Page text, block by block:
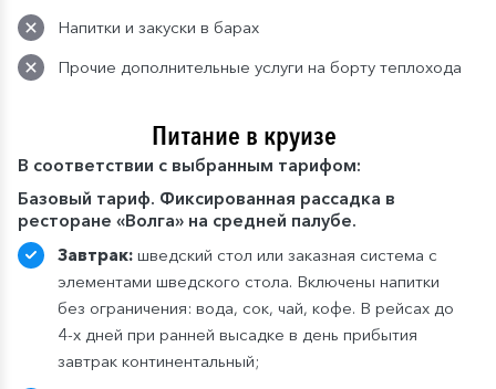
Напитки и закуски в барах
Прочие дополнительные услуги на борту теплохода
Питание в круизе
В соответствии с выбранным тарифом:
Базовый тариф. Фиксированная рассадка в
ресторане «Волга» на средней палубе.
Завтрак: шведский стол или заказная система с
элементами шведского стола. Включены напитки
без ограничения: вода, сок, чай, кофе. В рейсах до
4-х дней при ранней высадке в день прибытия
завтрак континентальный;